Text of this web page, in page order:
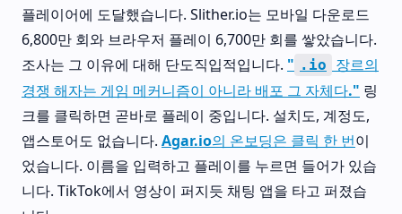
플레이어에 도달했습니다. Slither.io는 모바일 다운로드
6,800만 회와 브라우저 플레이 6,700만 회를 쌓았습니다.
조사는 그 이유에 대해 단도직입적입니다. " .io
장르의
경쟁 해자는 게임 메커니즘이 아니라 배포 그 자체다." 링
크를 클릭하면 곧바로 플레이 중입니다. 설치도, 계정도,
앱스토어도 없습니다. Agar.io의 온보딩은 클릭 한 번이
었습니다. 이름을 입력하고 플레이를 누르면 들어가 있습
니다. TikTok에서 영상이 퍼지듯 채팅 앱을 타고 퍼졌습